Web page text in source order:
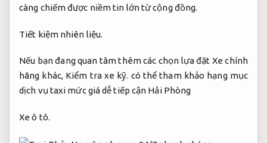
càng chiếm được niềm tin lớn từ cộng đồng.
Tiết kiệm nhiên liệu.
Nếu bạn đang quan tâm thêm các chọn lựa đặt Xe chính
hãng khác, Kiểm tra xe kỹ. có thể tham khảo hạng mục
dịch vụ taxi mức giá dễ tiếp cận Hải Phòng
Xe ô tô.